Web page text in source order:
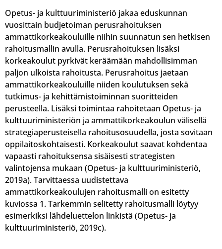
Opetus- ja kulttuuriministeriö jakaa eduskunnan
vuosittain budjetoiman perusrahoituksen
ammattikorkeakouluille niihin suunnatun sen hetkisen
rahoitusmallin avulla. Perusrahoituksen lisäksi
korkeakoulut pyrkivät keräämään mahdollisimman
paljon ulkoista rahoitusta. Perusrahoitus jaetaan
ammattikorkeakouluille niiden koulutuksen sekä
tutkimus- ja kehittämistoiminnan suoritteiden
perusteella. Lisäksi toimintaa rahoitetaan Opetus- ja
kulttuuriministeriön ja ammattikorkeakoulun välisellä
strategiaperusteisella rahoitusosuudella, josta sovitaan
oppilaitoskohtaisesti. Korkeakoulut saavat kohdentaa
vapaasti rahoituksensa sisäisesti strategisten
valintojensa mukaan (Opetus- ja kulttuuriministeriö,
2019a). Tarvittaessa uudistettava
ammattikorkeakoulujen rahoitusmalli on esitetty
kuviossa 1. Tarkemmin selitetty rahoitusmalli löytyy
esimerkiksi lähdeluettelon linkistä (Opetus- ja
kulttuuriministeriö, 2019c).